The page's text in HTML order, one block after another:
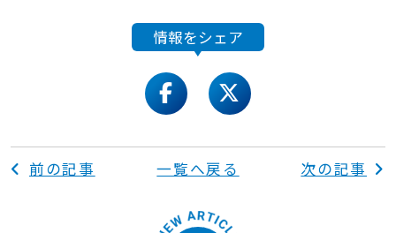
情報をシェア
facebooktwitter
前の記事 一覧へ戻る 次の記事